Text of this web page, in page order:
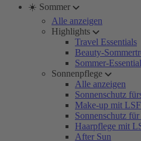
☀️ Sommer
Alle anzeigen
Highlights
Travel Essentials
Beauty-
Sommer-
Sonnenpflege
Alle anzeigen
Sonnenschutz
Make-up mit LSF
Sonnenschutz
Haarpflege mit
After Sun